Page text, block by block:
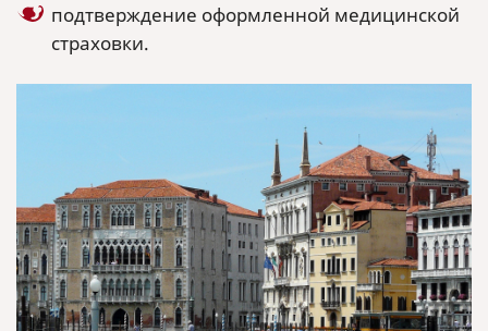
подтверждение оформленной медицинской
страховки.